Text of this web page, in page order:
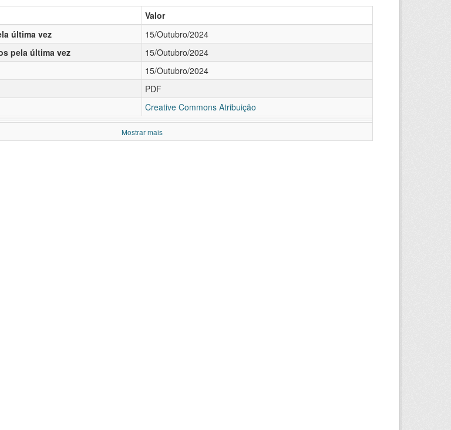
Valor
última vez
15/Outubro/2024
pela última vez
15/Outubro/2024
15/Outubro/2024
PDF
Creative Commons Atribuição
Mostrar mais